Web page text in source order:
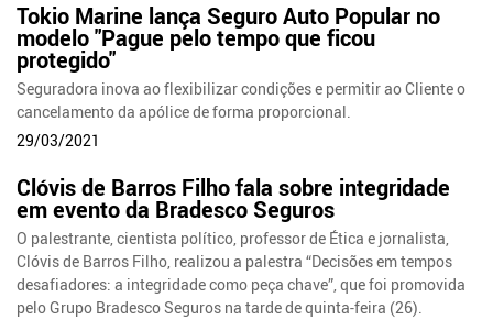
Tokio Marine lança Seguro Auto Popular no
modelo "Pague pelo tempo que ficou
protegido"
Seguradora inova ao flexibilizar condições e permitir ao Cliente o
cancelamento da apólice de forma proporcional.
29/03/2021
Clóvis de Barros Filho fala sobre integridade
em evento da Bradesco Seguros
O palestrante, cientista político, professor de Ética e jornalista,
Clóvis de Barros Filho, realizou a palestra “Decisões em tempos
desafiadores: a integridade como peça chave”, que foi promovida
pelo Grupo Bradesco Seguros na tarde de quinta-feira (26).